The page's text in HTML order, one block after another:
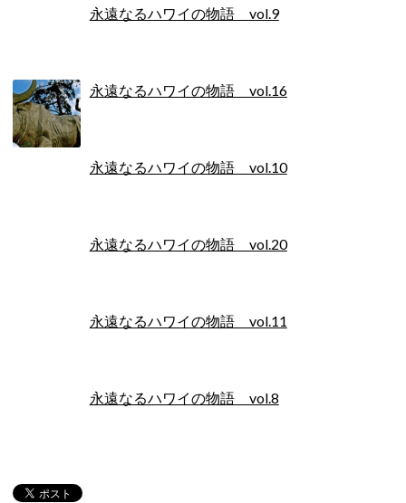
永遠なるハワイの物語 vol.9
永遠なるハワイの物語 vol.16
永遠なるハワイの物語 vol.10
永遠なるハワイの物語 vol.20
永遠なるハワイの物語 vol.11
永遠なるハワイの物語 vol.8